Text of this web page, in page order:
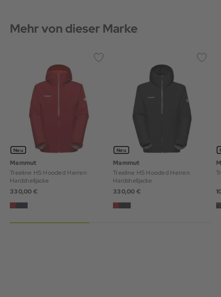
Mehr von dieser Marke
Neu
Mammut
Treeline HS Hooded Herren
Hardshelljacke
330,00 €
Neu
Mammut
Treeline HS Hooded Herren
Hardshelljacke
330,00 €